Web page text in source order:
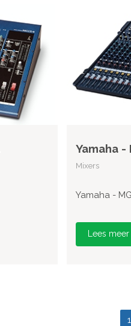
Yamaha -
Mixers
Yamaha -
Lees meer
1